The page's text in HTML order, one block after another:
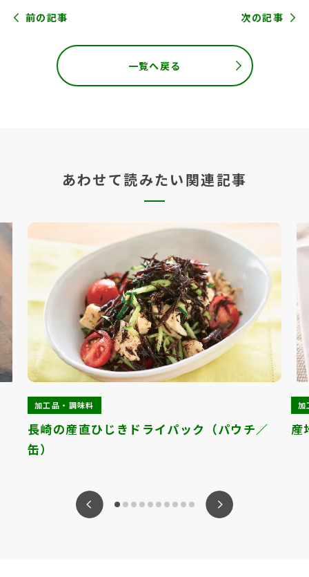
前の記事 次の記事
一覧へ戻る
あわせて読みたい関連記事
加工品・調味料
長崎の産直ひじきドライパック（パウチ／
缶）
加
産